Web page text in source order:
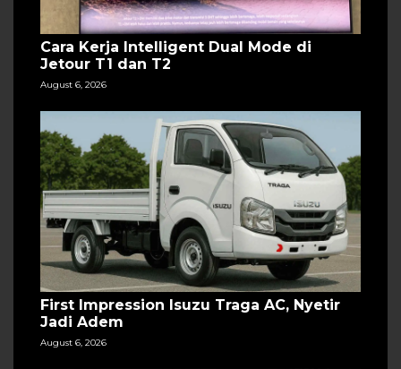
Cara Kerja Intelligent Dual Mode di
Jetour T1 dan T2
August 6, 2026
First Impression Isuzu Traga AC, Nyetir
Jadi Adem
August 6, 2026